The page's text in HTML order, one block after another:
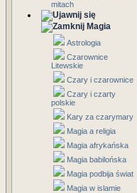
mitach
Magia
Astrologia
Czarownice
Litewskie
Czary i czarownice
Czary i czarty
polskie
Kary za czarymary
Magia a religia
Magia afrykańska
Magia babilońska
Magia podbija świat
Magia w islamie